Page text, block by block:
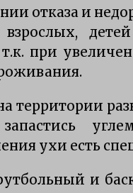
отказа и
т.к. при
территории
запастись
ухи есть
и